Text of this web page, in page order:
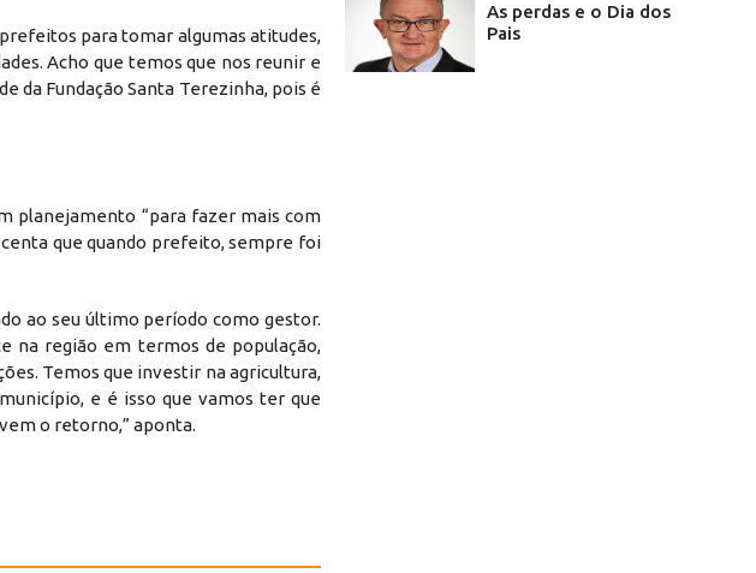
para tomar algumas atitudes,
Acho que temos que nos reunir e
da Fundação Santa Terezinha, pois é
planejamento “para fazer mais com
que quando prefeito, sempre foi
ao seu último período como gestor.
na região em termos de população,
Temos que investir na agricultura,
e é isso que vamos ter que
o retorno,” aponta.
As perdas e o Dia dos
Pais